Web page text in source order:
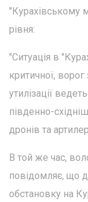
"Курахівському
рівня:
"Ситуація в
критичної, ворог
утилізації
південно-
дронів та
В той же час,
повідомляє, що
обстановку на